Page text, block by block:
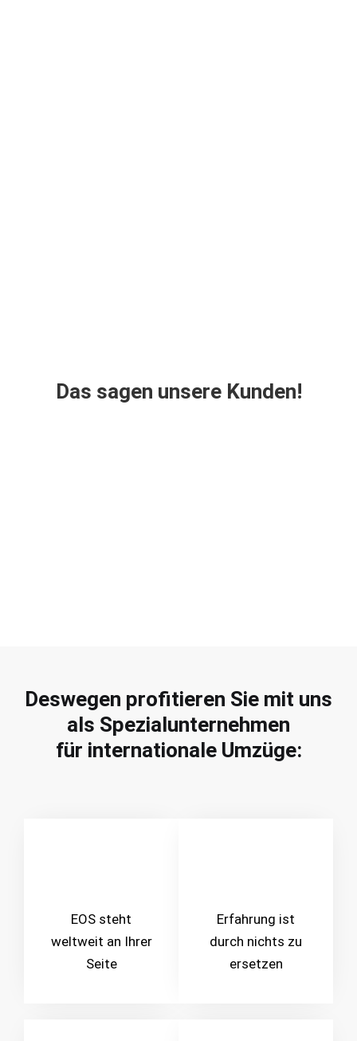
Das sagen unsere Kunden!
Deswegen profitieren Sie mit uns
als Spezialunternehmen
für internationale Umzüge:
EOS steht
weltweit an Ihrer
Seite
Erfahrung ist
durch nichts zu
ersetzen